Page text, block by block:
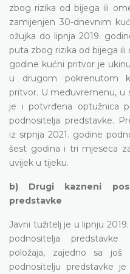
zbog rizika od bijega ili
zamijenjen 30-dnevnim
ožujka do lipnja 2019.
puta zbog rizika od bijega ili
godine kućni pritvor je
u drugom pokrenutom
pritvor. U međuvremenu, u
je i potvrđena optužnica
podnositelja predstavke.
iz srpnja 2021. godine
šest godina i tri mjeseca
uvijek u tijeku.
b) Drugi kazneni
predstavke
Javni tužitelj je u lipnju
podnositelja predstavke
položaja, zajedno sa
podnositelju predstavke